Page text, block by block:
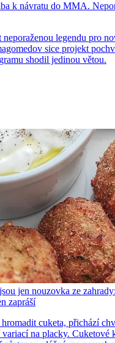
k návratu do MMA.
neporaženou legendu pro
sice projekt
shodil jedinou větou.
jen nouzovka ze
zapráší
cuketa, přichází
variací na placky. Cuketové